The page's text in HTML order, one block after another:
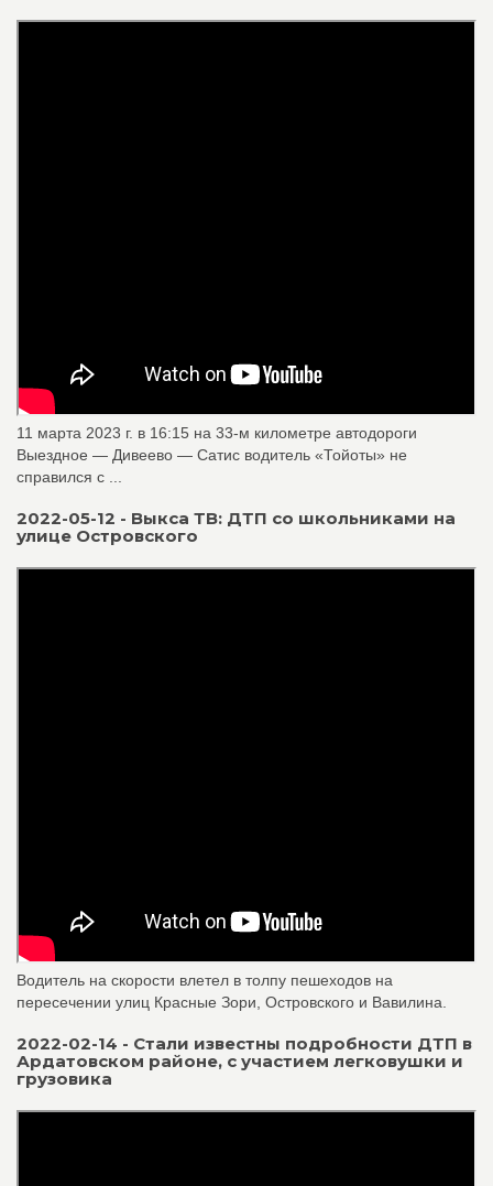
11 марта 2023 г. в 16:15 на 33-м километре автодороги
Выездное — Дивеево — Сатис водитель «Тойоты» не
справился с ...
2022-05-12 - Выкса ТВ: ДТП со школьниками на
улице Островского
Водитель на скорости влетел в толпу пешеходов на
пересечении улиц Красные Зори, Островского и Вавилина.
2022-02-14 - Стали известны подробности ДТП в
Ардатовском районе, с участием легковушки и
грузовика